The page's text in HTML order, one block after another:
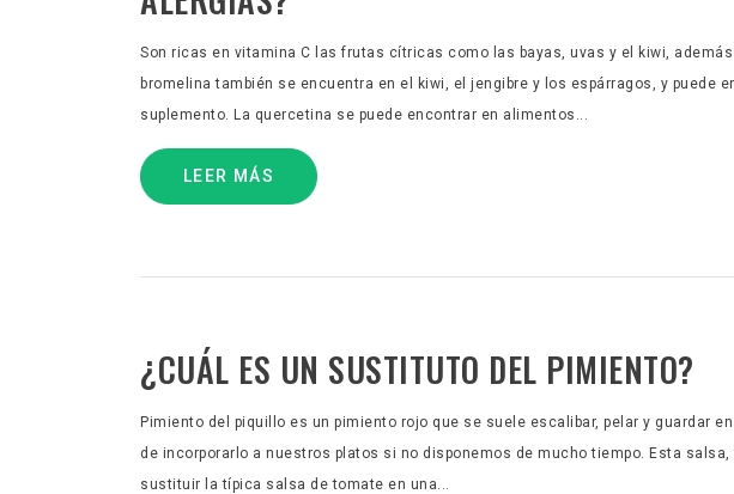
Son ricas en vitamina C las frutas cítricas como las bayas, uvas y el kiwi,
bromelina también se encuentra en el kiwi, el jengibre y los espárragos, y puede
suplemento. La quercetina se puede encontrar en alimentos...
LEER MÁS
¿CUÁL ES UN SUSTITUTO DEL PIMIENTO?
Pimiento del piquillo es un pimiento rojo que se suele escalibar, pelar y guardar
de incorporarlo a nuestros platos si no disponemos de mucho tiempo. Esta
sustituir la típica salsa de tomate en una...